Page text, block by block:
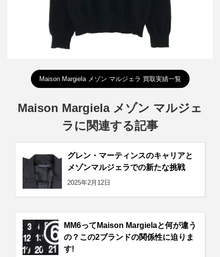
Maison Margiela メゾン マルジェラ 買取実績一覧
Maison Margiela メゾン マルジェ
ラに関連する記事
グレン・マーティンスのキャリアと
メゾンマルジェラでの新たな挑戦
2025年2月12日
MM6ってMaison Margielaと何が違う
の？この2ブランドの関係性に迫りま
す!